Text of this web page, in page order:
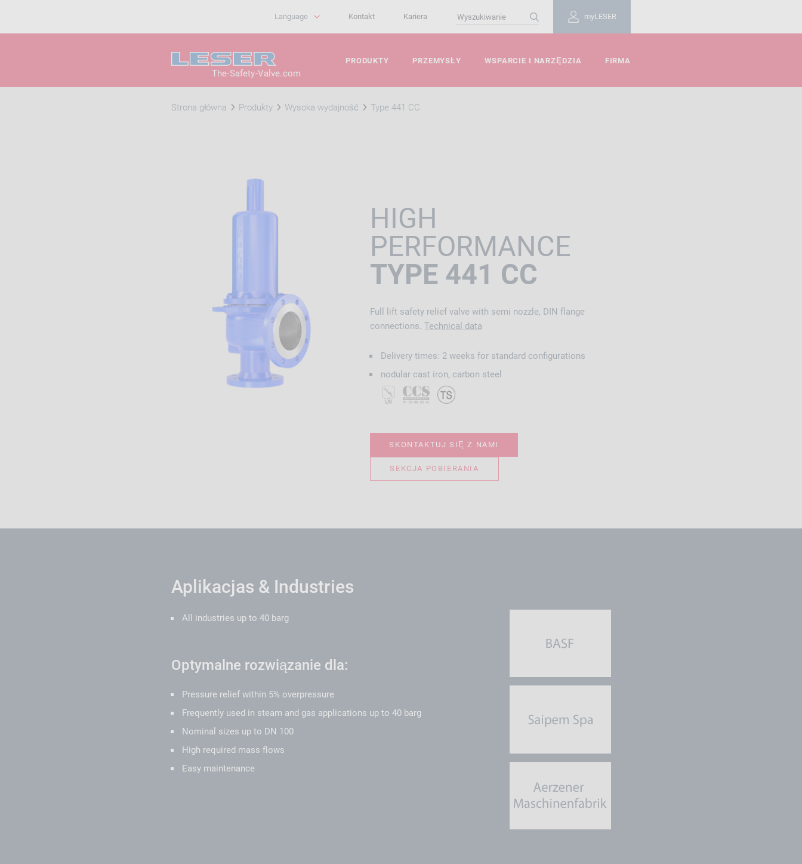
myLESER
Kontakt Kariera
Language
The-Safety-Valve.com
PRODUKTY PRZEMYSŁY WSPARCIE I NARZĘDZIA FIRMA
Strona główna Produkty Wysoka wydajność Type 441 CC
HIGH
PERFORMANCE
TYPE 441 CC
Full lift safety relief valve with semi nozzle, DIN flange
connections.Technical data
Delivery times: 2 weeks for standard configurations
nodular cast iron, carbon steel
SKONTAKTUJ SIĘ Z NAMI
SEKCJA POBIERANIA
Aplikacjas & Industries
All industries up to 40 barg
Optymalne rozwiązanie dla:
Pressure relief within 5% overpressure
Frequently used in steam and gas applications up to 40 barg
Nominal sizes up to DN 100
High required mass flows
Easy maintenance